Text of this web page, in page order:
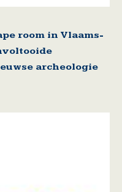
room in Vlaams-
archeologie